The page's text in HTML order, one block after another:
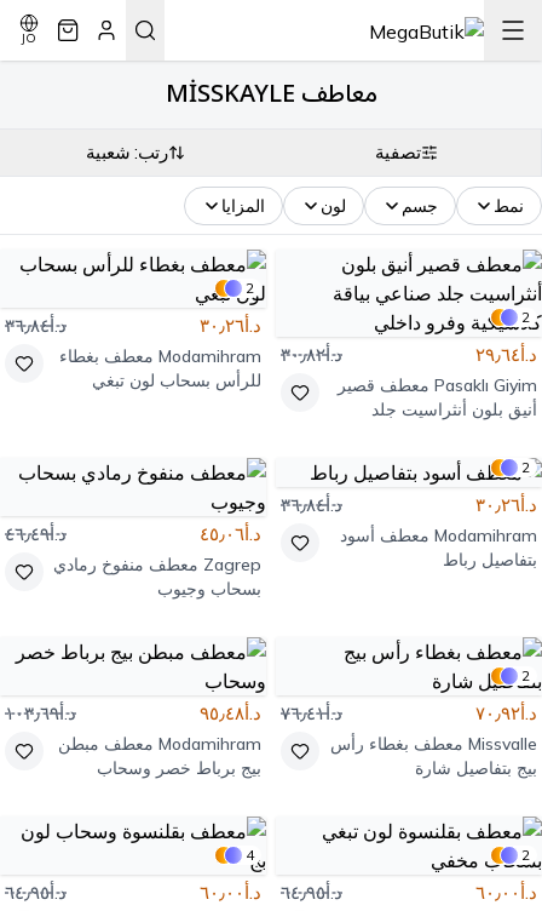
JO
معاطف MİSSKAYLE
تصفية رتب: شعبية
نمط جسم لون المزايا
2
د.أ٢٩٫٦٤ د.أ٣٠٫٨٢
Pasaklı Giyim معطف قصير
أنيق بلون أنثراسيت جلد
داخلي
2
د.أ٣٠٫٢٦ د.أ٣٦٫٨٤
Modamihram معطف بغطاء
للرأس بسحاب لون تبغي
2
د.أ٣٠٫٢٦ د.أ٣٦٫٨٤
Modamihram معطف أسود
بتفاصيل رباط
د.أ٤٥٫٠٦ د.أ٤٦٫٤٩
Zagrep معطف منفوخ رمادي
بسحاب وجيوب
2
د.أ٧٠٫٩٢ د.أ٧٦٫٤١
Missvalle معطف بغطاء رأس
بيج بتفاصيل شارة
د.أ٩٥٫٤٨ د.أ١٠٣٫٦٩
Modamihram معطف مبطن
بيج برباط خصر وسحاب
2
د.أ٦٠٫٠٠ د.أ٦٤٫٩٥
4
د.أ٦٠٫٠٠ د.أ٦٤٫٩٥